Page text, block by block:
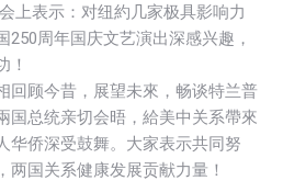
上表示：对纽約几家极具影响力
250周年国庆文艺演出深感兴趣，
！
回顾今昔，展望未來，畅谈特兰普
国总统亲切会晤，給美中关系帶來
华侨深受鼓舞。大家表示共同努
两国关系健康发展贡献力量！